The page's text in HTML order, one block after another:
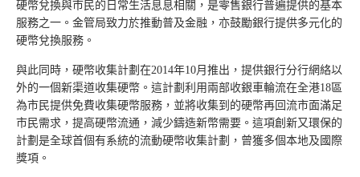
硬幣兌換與市民的日常生活息息相關，是零售銀行普遍提供的基本
服務之一。金管局致力於推動普及金融，亦鼓勵銀行提供多元化的
硬幣兌換服務。
與此同時，硬幣收集計劃在2014年10月推出，提供銀行分行網絡以
外的一個新渠道收集硬幣。這計劃利用兩部收銀車輪流在全港18區
為市民提供免費收集硬幣服務，並將收集到的硬幣再回流市面滿足
市民需求，提高硬幣流通，減少鑄造新幣需要。這項創新又環保的
計劃是全球首個有系統的流動硬幣收集計劃，曾獲多個本地及國際
獎項。